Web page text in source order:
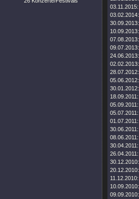
03.11.2015:
03.02.2014:
30.09.2013:
10.09.2013:
07.08.2013:
09.07.2013:
24.06.2013:
02.02.2013:
28.07.2012:
05.06.2012:
30.01.2012:
18.09.2011:
05.09.2011:
05.07.2011:
01.07.2011:
30.06.2011:
08.06.2011:
30.04.2011:
26.04.2011:
30.12.2010:
20.12.2010:
11.12.2010:
10.09.2010:
09.09.2010: